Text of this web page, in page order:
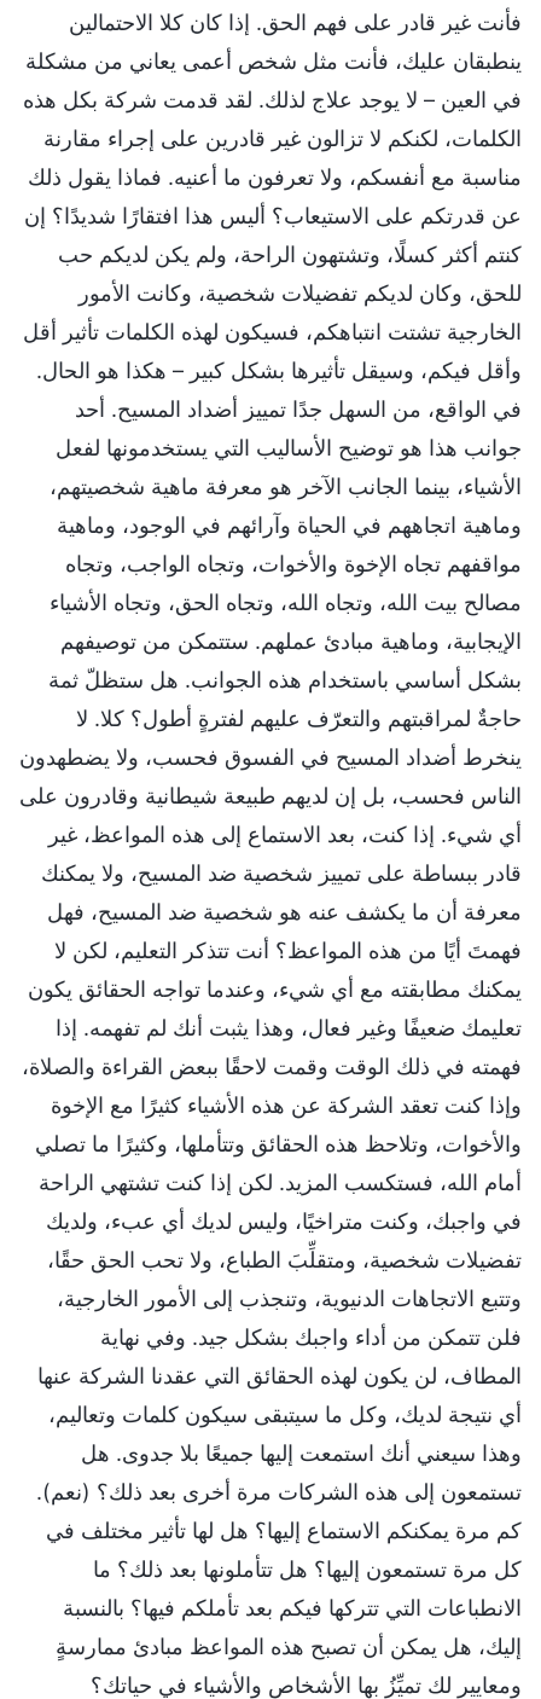
فأنت غير قادر على فهم الحق. إذا كان كلا الاحتمالين
ينطبقان عليك، فأنت مثل شخص أعمى يعاني من مشكلة
في العين – لا يوجد علاج لذلك. لقد قدمت شركة بكل هذه
الكلمات، لكنكم لا تزالون غير قادرين على إجراء مقارنة
مناسبة مع أنفسكم، ولا تعرفون ما أعنيه. فماذا يقول ذلك
عن قدرتكم على الاستيعاب؟ أليس هذا افتقارًا شديدًا؟ إن
كنتم أكثر كسلًا، وتشتهون الراحة، ولم يكن لديكم حب
للحق، وكان لديكم تفضيلات شخصية، وكانت الأمور
الخارجية تشتت انتباهكم، فسيكون لهذه الكلمات تأثير أقل
وأقل فيكم، وسيقل تأثيرها بشكل كبير – هكذا هو الحال.
في الواقع، من السهل جدًا تمييز أضداد المسيح. أحد
جوانب هذا هو توضيح الأساليب التي يستخدمونها لفعل
الأشياء، بينما الجانب الآخر هو معرفة ماهية شخصيتهم،
وماهية اتجاههم في الحياة وآرائهم في الوجود، وماهية
مواقفهم تجاه الإخوة والأخوات، وتجاه الواجب، وتجاه
مصالح بيت الله، وتجاه الله، وتجاه الحق، وتجاه الأشياء
الإيجابية، وماهية مبادئ عملهم. ستتمكن من توصيفهم
بشكل أساسي باستخدام هذه الجوانب. هل ستظلّ ثمة
حاجةٌ لمراقبتهم والتعرّف عليهم لفترةٍ أطول؟ كلا. لا
ينخرط أضداد المسيح في الفسوق فحسب، ولا يضطهدون
الناس فحسب، بل إن لديهم طبيعة شيطانية وقادرون على
أي شيء. إذا كنت، بعد الاستماع إلى هذه المواعظ، غير
قادر ببساطة على تمييز شخصية ضد المسيح، ولا يمكنك
معرفة أن ما يكشف عنه هو شخصية ضد المسيح، فهل
فهمتَ أيًا من هذه المواعظ؟ أنت تتذكر التعليم، لكن لا
يمكنك مطابقته مع أي شيء، وعندما تواجه الحقائق يكون
تعليمك ضعيفًا وغير فعال، وهذا يثبت أنك لم تفهمه. إذا
فهمته في ذلك الوقت وقمت لاحقًا ببعض القراءة والصلاة،
وإذا كنت تعقد الشركة عن هذه الأشياء كثيرًا مع الإخوة
والأخوات، وتلاحظ هذه الحقائق وتتأملها، وكثيرًا ما تصلي
أمام الله، فستكسب المزيد. لكن إذا كنت تشتهي الراحة
في واجبك، وكنت متراخيًا، وليس لديك أي عبء، ولديك
تفضيلات شخصية، ومتقلِّبَ الطباع، ولا تحب الحق حقًا،
وتتبع الاتجاهات الدنيوية، وتنجذب إلى الأمور الخارجية،
فلن تتمكن من أداء واجبك بشكل جيد. وفي نهاية
المطاف، لن يكون لهذه الحقائق التي عقدنا الشركة عنها
أي نتيجة لديك، وكل ما سيتبقى سيكون كلمات وتعاليم،
وهذا سيعني أنك استمعت إليها جميعًا بلا جدوى. هل
تستمعون إلى هذه الشركات مرة أخرى بعد ذلك؟ (نعم).
كم مرة يمكنكم الاستماع إليها؟ هل لها تأثير مختلف في
كل مرة تستمعون إليها؟ هل تتأملونها بعد ذلك؟ ما
الانطباعات التي تتركها فيكم بعد تأملكم فيها؟ بالنسبة
إليك، هل يمكن أن تصبح هذه المواعظ مبادئ ممارسةٍ
ومعايير لك تميِّزُ بها الأشخاص والأشياء في حياتك؟